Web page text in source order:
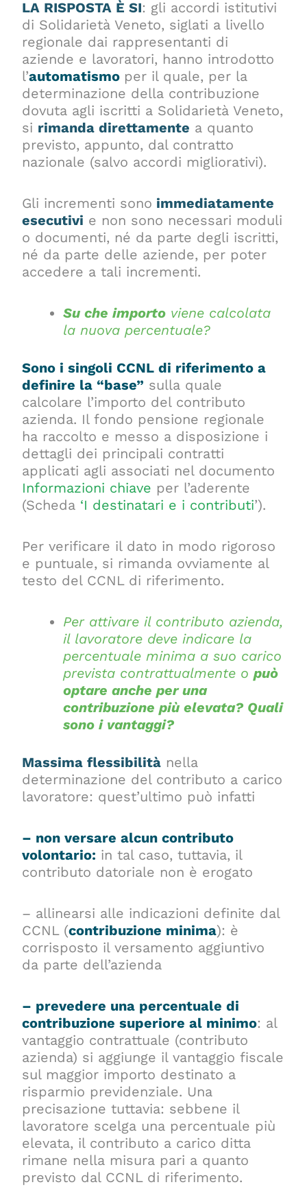
LA RISPOSTA È SI: gli accordi istitutivi
di Solidarietà Veneto, siglati a livello
regionale dai rappresentanti di
aziende e lavoratori, hanno introdotto
l’automatismo per il quale, per la
determinazione della contribuzione
dovuta agli iscritti a Solidarietà Veneto,
si rimanda direttamente a quanto
previsto, appunto, dal contratto
nazionale (salvo accordi migliorativi).
Gli incrementi sono immediatamente
esecutivi e non sono necessari moduli
o documenti, né da parte degli iscritti,
né da parte delle aziende, per poter
accedere a tali incrementi.
Su che importo viene calcolata
la nuova percentuale?
Sono i singoli CCNL di riferimento a
definire la “base” sulla quale
calcolare l’importo del contributo
azienda. Il fondo pensione regionale
ha raccolto e messo a disposizione i
dettagli dei principali contratti
applicati agli associati nel documento
Informazioni chiave per l’aderente
(Scheda ‘I destinatari e i contributi’).
Per verificare il dato in modo rigoroso
e puntuale, si rimanda ovviamente al
testo del CCNL di riferimento.
Per attivare il contributo azienda,
il lavoratore deve indicare la
percentuale minima a suo carico
prevista contrattualmente opuò
optare anche per una
contribuzione più elevata? Quali
sono i vantaggi?
Massima flessibilità nella
determinazione del contributo a carico
lavoratore: quest’ultimo può infatti
– non versare alcun contributo
volontario: in tal caso, tuttavia, il
contributo datoriale non è erogato
– allinearsi alle indicazioni definite dal
CCNL (contribuzione minima): è
corrisposto il versamento aggiuntivo
da parte dell’azienda
– prevedere una percentuale di
contribuzione superiore al minimo: al
vantaggio contrattuale (contributo
azienda) si aggiunge il vantaggio fiscale
sul maggior importo destinato a
risparmio previdenziale. Una
precisazione tuttavia: sebbene il
lavoratore scelga una percentuale più
elevata, il contributo a carico ditta
rimane nella misura pari a quanto
previsto dal CCNL di riferimento.